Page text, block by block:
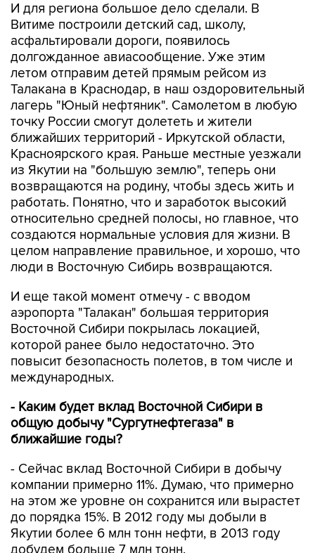
И для региона большое дело сделали. В
Витиме построили детский сад, школу,
асфальтировали дороги, появилось
долгожданное авиасообщение. Уже этим
летом отправим детей прямым рейсом из
Талакана в Краснодар, в наш оздоровительный
лагерь "Юный нефтяник". Самолетом в любую
точку России смогут долететь и жители
ближайших территорий - Иркутской области,
Красноярского края. Раньше местные уезжали
из Якутии на "большую землю", теперь они
возвращаются на родину, чтобы здесь жить и
работать. Понятно, что и заработок высокий
относительно средней полосы, но главное, что
создаются нормальные условия для жизни. В
целом направление правильное, и хорошо, что
люди в Восточную Сибирь возвращаются.
И еще такой момент отмечу - с вводом
аэропорта "Талакан" большая территория
Восточной Сибири покрылась локацией,
которой ранее было недостаточно. Это
повысит безопасность полетов, в том числе и
международных.
- Каким будет вклад Восточной Сибири в
общую добычу "Сургутнефтегаза" в
ближайшие годы?
- Сейчас вклад Восточной Сибири в добычу
компании примерно 11%. Думаю, что примерно
на этом же уровне он сохранится или вырастет
до порядка 15%. В 2012 году мы добыли в
Якутии более 6 млн тонн нефти, в 2013 году